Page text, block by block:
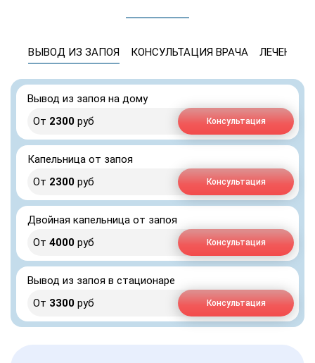
ВЫВОД ИЗ ЗАПОЯ КОНСУЛЬТАЦИЯ ВРАЧА ЛЕЧЕНИЕ
Вывод из запоя на дому
От 2300 руб Консультация
Капельница от запоя
От 2300 руб Консультация
Двойная капельница от запоя
От 4000 руб Консультация
Вывод из запоя в стационаре
От 3300 руб Консультация